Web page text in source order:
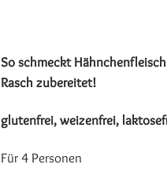
So schmeckt
Rasch zubereitet!
glutenfrei, weizenfrei,
Für 4 Personen